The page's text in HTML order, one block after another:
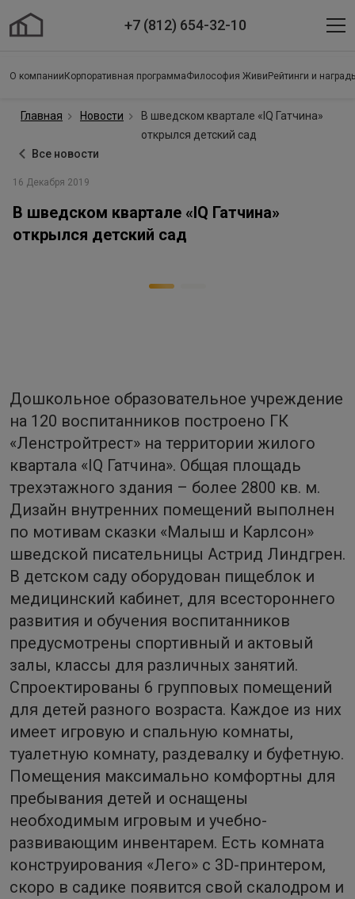
+7 (812) 654-32-10
О компании Корпоративная программаФилософия Живи Рейтинги и
Главная Новости
В шведском квартале «IQ Гатчина»
открылся детский сад
Все новости
16 Декабря 2019
В шведском квартале «IQ Гатчина»
открылся детский сад
Дошкольное образовательное учреждение
на 120 воспитанников построено ГК
«Ленстройтрест» на территории жилого
квартала «IQ Гатчина». Общая площадь
трехэтажного здания – более 2800 кв. м.
Дизайн внутренних помещений выполнен
по мотивам сказки «Малыш и Карлсон»
шведской писательницы Астрид Линдгрен.
В детском саду оборудован пищеблок и
медицинский кабинет, для всестороннего
развития и обучения воспитанников
предусмотрены спортивный и актовый
залы, классы для различных занятий.
Спроектированы 6 групповых помещений
для детей разного возраста. Каждое из них
имеет игровую и спальную комнаты,
туалетную комнату, раздевалку и буфетную.
Помещения максимально комфортны для
пребывания детей и оснащены
необходимым игровым и учебно-
развивающим инвентарем. Есть комната
конструирования «Лего» с 3D-принтером,
скоро в садике появится свой скалодром и